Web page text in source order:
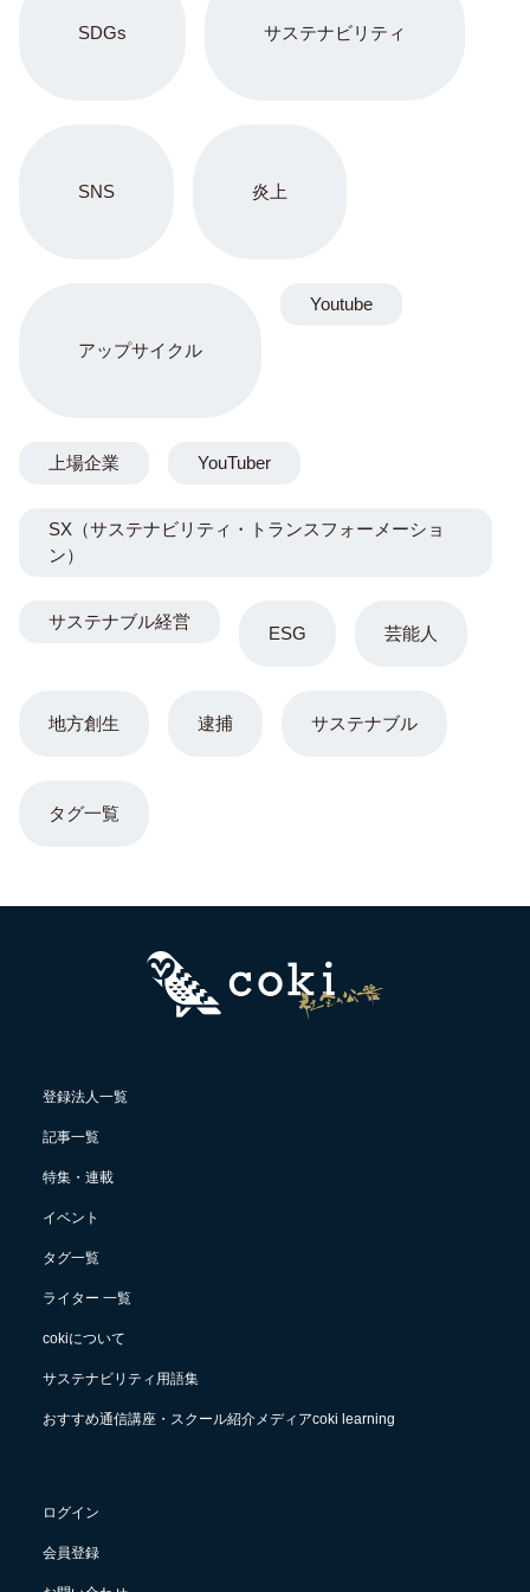
SDGs サステナビリティ
SNS 炎上
アップサイクル
ESG 芸能人
地方創生 逮捕 サステナブル
Youtube
上場企業 YouTuber
SX（サステナビリティ・トランスフォーメーショ
ン）
サステナブル経営
タグ一覧
登録法人一覧
記事一覧
特集・連載
イベント
タグ一覧
ライター 一覧
cokiについて
サステナビリティ用語集
おすすめ通信講座・スクール紹介メディアcoki learning
ログイン
会員登録